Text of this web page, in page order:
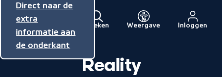
Direct naar de
inhoud
Direct naar de
hoofdnavigatie
Direct naar de
extra
informatie aan
de onderkant
Menu
Naar
de
beginpagina
Zoeken Weergave Inloggen
Reality